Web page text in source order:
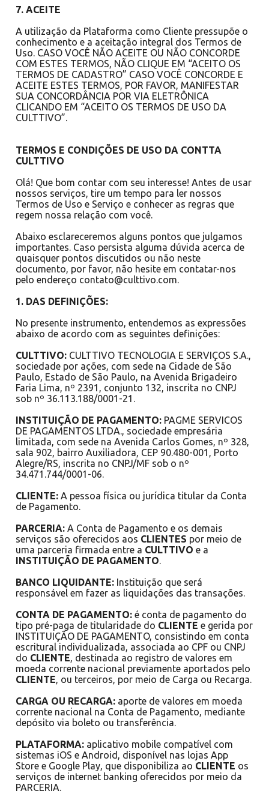
7. ACEITE
A utilização da Plataforma como Cliente pressupõe o
conhecimento e a aceitação integral dos Termos de
Uso. CASO VOCÊ NÃO ACEITE OU NÃO CONCORDE
COM ESTES TERMOS, NÃO CLIQUE EM “ACEITO OS
TERMOS DE CADASTRO” CASO VOCÊ CONCORDE E
ACEITE ESTES TERMOS, POR FAVOR, MANIFESTAR
SUA CONCORDÂNCIA POR VIA ELETRÔNICA
CLICANDO EM “ACEITO OS TERMOS DE USO DA
CULTTIVO”.
TERMOS E CONDIÇÕES DE USO DA CONTTA
CULTTIVO
Olá! Que bom contar com seu interesse! Antes de usar
nossos serviços, tire um tempo para ler nossos
Termos de Uso e Serviço e conhecer as regras que
regem nossa relação com você.
Abaixo esclareceremos alguns pontos que julgamos
importantes. Caso persista alguma dúvida acerca de
quaisquer pontos discutidos ou não neste
documento, por favor, não hesite em contatar-nos
pelo endereço contato@culttivo.com.
1. DAS DEFINIÇÕES:
No presente instrumento, entendemos as expressões
abaixo de acordo com as seguintes definições:
CULTTIVO: CULTTIVO TECNOLOGIA E SERVIÇOS S.A.,
sociedade por ações, com sede na Cidade de São
Paulo, Estado de São Paulo, na Avenida Brigadeiro
Faria Lima, nº 2391, conjunto 132, inscrita no CNPJ
sob nº 36.113.188/0001-21.
INSTITUIÇÃO DE PAGAMENTO: PAGME SERVICOS
DE PAGAMENTOS LTDA., sociedade empresária
limitada, com sede na Avenida Carlos Gomes, nº 328,
sala 902, bairro Auxiliadora, CEP 90.480-001, Porto
Alegre/RS, inscrita no CNPJ/MF sob o nº
34.471.744/0001-06.
CLIENTE: A pessoa física ou jurídica titular da Conta
de Pagamento.
PARCERIA: A Conta de Pagamento e os demais
serviços são oferecidos aos CLIENTES por meio de
uma parceria firmada entre a CULTTIVO e a
INSTITUIÇÃO DE PAGAMENTO.
BANCO LIQUIDANTE: Instituição que será
responsável em fazer as liquidações das transações.
CONTA DE PAGAMENTO: é conta de pagamento do
tipo pré-paga de titularidade do CLIENTE e gerida por
INSTITUIÇÃO DE PAGAMENTO, consistindo em conta
escritural individualizada, associada ao CPF ou CNPJ
do CLIENTE, destinada ao registro de valores em
moeda corrente nacional previamente aportados pelo
CLIENTE, ou terceiros, por meio de Carga ou Recarga.
CARGA OU RECARGA: aporte de valores em moeda
corrente nacional na Conta de Pagamento, mediante
depósito via boleto ou transferência.
PLATAFORMA: aplicativo mobile compatível com
sistemas iOS e Android, disponível nas lojas App
Store e Google Play, que disponibiliza ao CLIENTE os
serviços de internet banking oferecidos por meio da
PARCERIA.